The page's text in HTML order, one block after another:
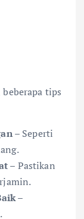
tips
– Seperti
– Pastikan
–